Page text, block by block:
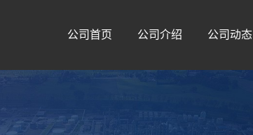
公司首页 公司介绍 公司动态